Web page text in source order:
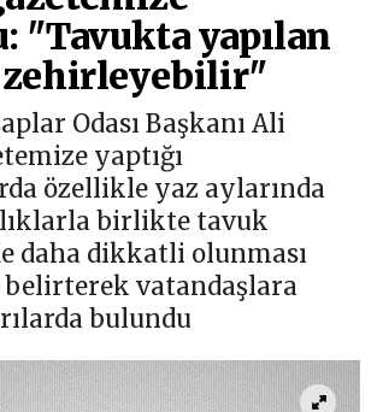
"Tavukta yapılan
zehirleyebilir"
Odası Başkanı Ali
yaptığı
özellikle yaz aylarında
birlikte tavuk
daha dikkatli olunması
vatandaşlara
bulundu